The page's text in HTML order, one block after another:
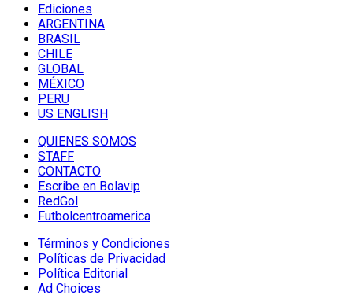
Ediciones
ARGENTINA
BRASIL
CHILE
GLOBAL
MÉXICO
PERU
US ENGLISH
QUIENES SOMOS
STAFF
CONTACTO
Escribe en Bolavip
RedGol
Futbolcentroamerica
Términos y Condiciones
Políticas de Privacidad
Política Editorial
Ad Choices